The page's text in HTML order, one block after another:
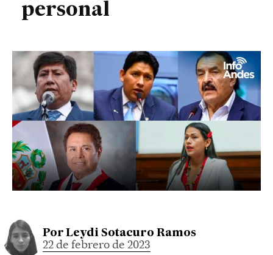
personal
Por Leydi Sotacuro Ramos
22 de febrero de 2023